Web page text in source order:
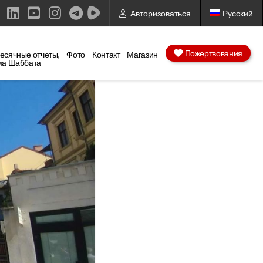
Авторизоваться Русский
LinkedIn
YouTube
Instagram
отчеты,
Шаббата
Фото Контакт Магазин Пожертвования